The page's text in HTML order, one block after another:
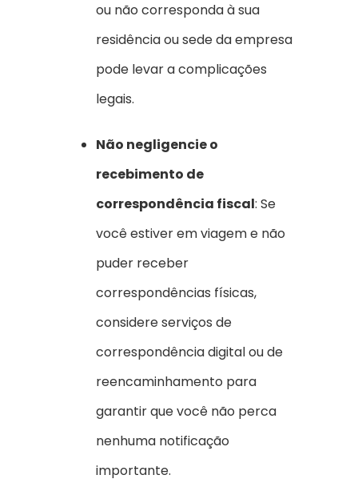
ou não corresponda à sua
residência ou sede da empresa
pode levar a complicações
legais.
Não negligencie o
recebimento de
correspondência fiscal: Se
você estiver em viagem e não
puder receber
correspondências físicas,
considere serviços de
correspondência digital ou de
reencaminhamento para
garantir que você não perca
nenhuma notificação
importante.